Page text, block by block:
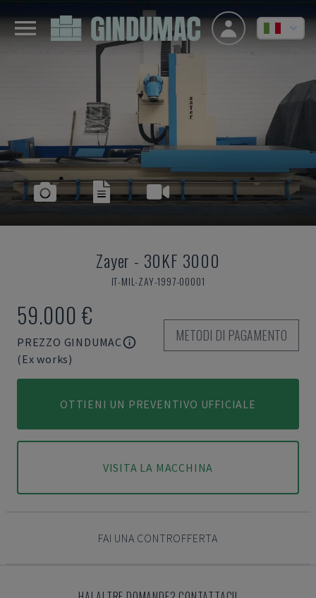
Zayer - 30KF 3000
IT-MIL-ZAY-1997-00001
59.000 €
PREZZO GINDUMAC
(Ex works)
METODI DI PAGAMENTO
OTTIENI UN PREVENTIVO UFFICIALE
VISITA LA MACCHINA
FAI UNA CONTROFFERTA